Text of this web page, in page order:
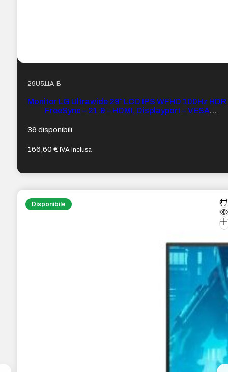
29U511A-B
Monitor LG Ultrawide 29″ LCD IPS WFHD 100Hz HDR
FreeSync – 21:9 – HDMI, Displayport – VESA
36 disponibili
166,60€ IVA inclusa
Disponibile